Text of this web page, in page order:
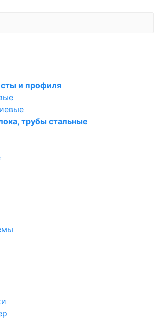
и профиля
трубы стальные